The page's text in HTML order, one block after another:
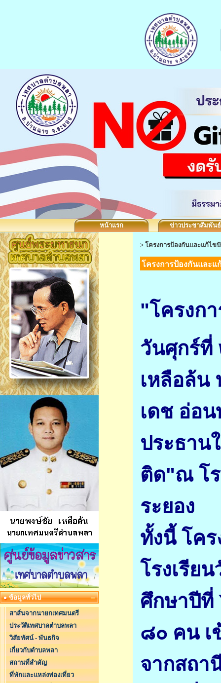
หน้าแรก ข่าวประชาสัมพันธ์
ข้อมูลทั่วไป
สาส์นจากนายกเทศมนตรี
ประวัติเทศบาลตำบลพลา
วิสัยทัศน์ - พันธกิจ
เกี่ยวกับตำบลพลา
สถานที่สำคัญ
ที่พักและแหล่งท่องเที่ยว
> โครงการป้องกันและแก้ไข
โครงการป้องกันและแ
"โครงก
วันศุกร์ที่
เหลือล้น
เดช อ่อ
ประธาน
ติด"ณ โร
ระยอง
ทั้งนี้ โค
โรงเรีย
ศึกษาปีที่
๘๐ คน เ
จากสถา